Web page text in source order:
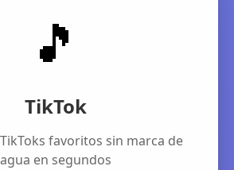
🎵
TikTok
favoritos sin marca de
agua en segundos